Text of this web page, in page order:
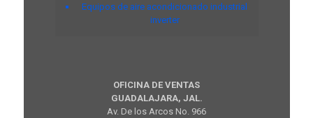
Equipos de aire acondicionado industrial
inverter
OFICINA DE VENTAS
GUADALAJARA, JAL.
Av. De los Arcos No. 966